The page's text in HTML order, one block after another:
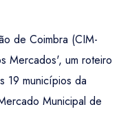
de Coimbra (CIM-
Mercados', um roteiro
19 municípios da
Municipal de